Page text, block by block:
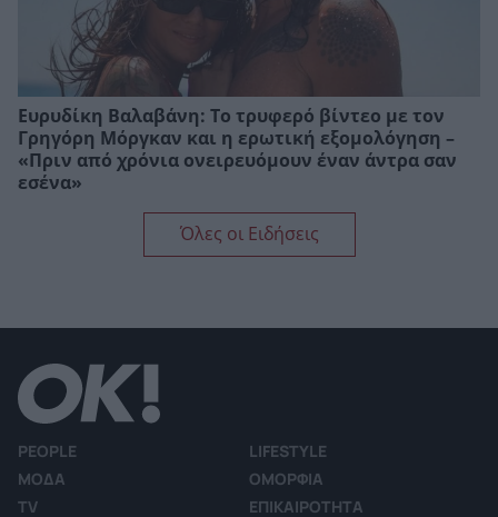
Ευρυδίκη Βαλαβάνη: Το τρυφερό βίντεο με τον
Γρηγόρη Μόργκαν και η ερωτική εξομολόγηση –
«Πριν από χρόνια ονειρευόμουν έναν άντρα σαν
εσένα»
Όλες οι Ειδήσεις
PEOPLE
LIFESTYLE
ΜΟΔΑ
ΟΜΟΡΦΙΑ
TV
ΕΠΙΚΑΙΡΟΤΗΤΑ